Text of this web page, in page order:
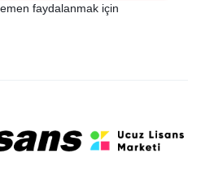
faydalanmak için